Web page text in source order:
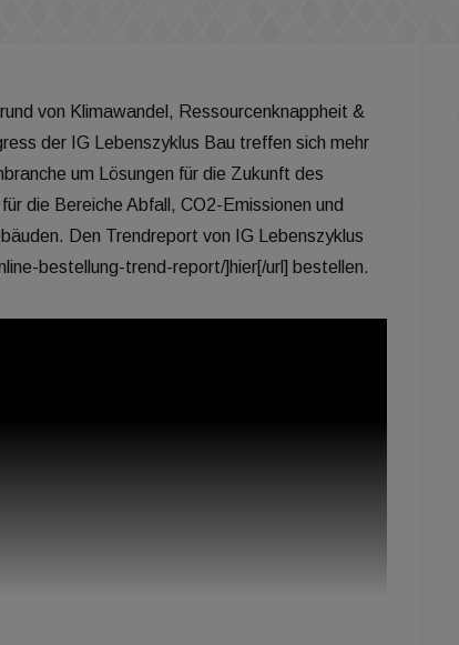
von Klimawandel, Ressourcenknappheit &
der IG Lebenszyklus Bau treffen sich mehr
um Lösungen für die Zukunft des
die Bereiche Abfall, CO2-Emissionen und
Den Trendreport von IG Lebenszyklus
bestellung-trend-report/]hier[/url] bestellen.